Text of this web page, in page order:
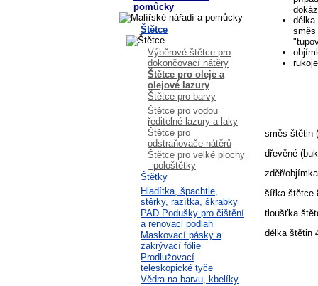
délka
směs
směs štětin
dřevěné
zděř/
šířka štětce
tloušťka
délka štětin
pomůcky
Štětce
Výběrové štětce pro
dokončovací nátěry
Štětce pro oleje a
olejové lazury
Štětce pro barvy
Štětce pro vodou
ředitelné lazury a laky
Štětce pro
odstraňovače nátěrů
Štětce pro velké plochy
- pološtětky
Štětky
Hladítka, špachtle,
stěrky, razítka, škrabky
PAD Podušky pro čištění
a renovaci podlah
Maskovací pásky a
zakrývací fólie
Prodlužovací
teleskopické tyče
Vědra na barvu, kbelíky